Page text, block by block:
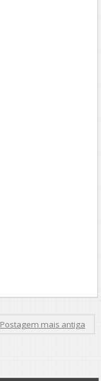
Postagem mais antiga